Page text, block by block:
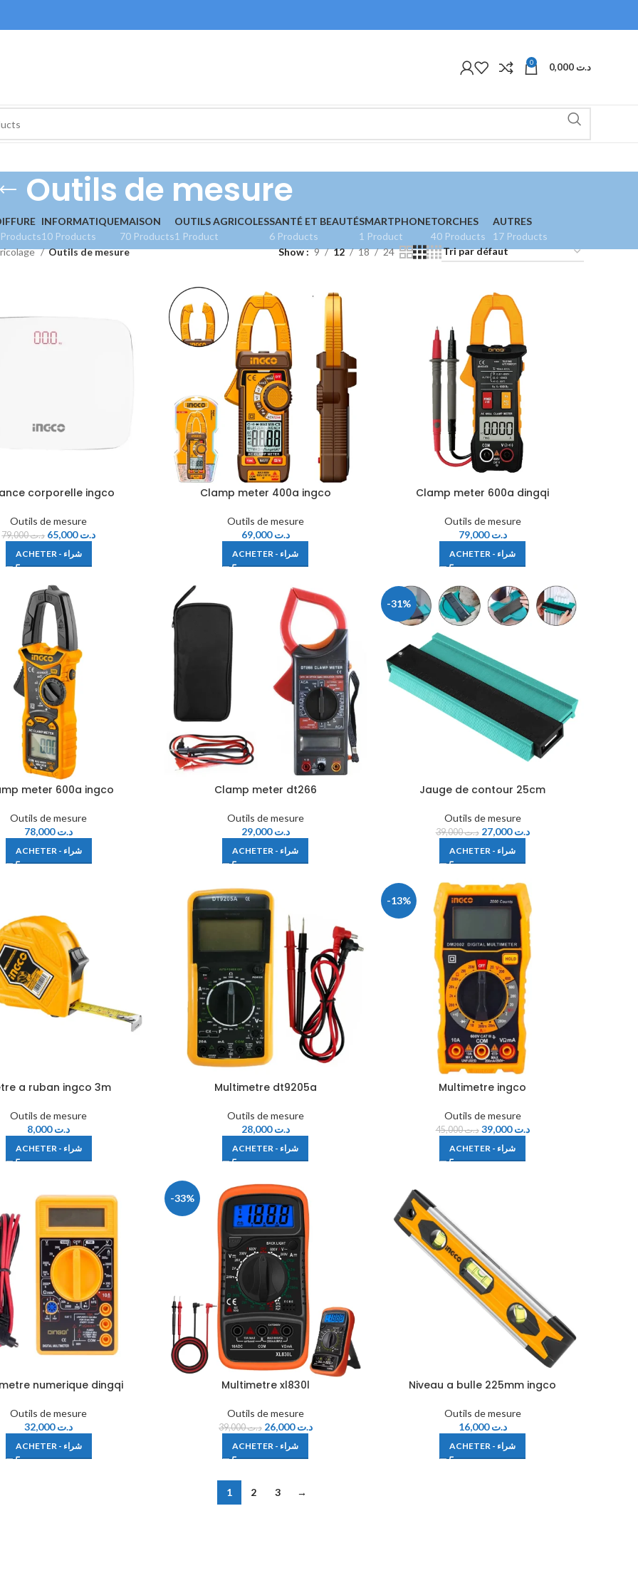
0 د.ت
Outils de mesure
INFORMATIQUE
10 Products
MAISON
70 Products
OUTILS AGRICOLES
1 Product
SANTÉ ET BEAUTÉ
6 Products
SMARTPHONE
1 Product
TORCHES
40 Products
AUTRES
17 Products
Outils de mesure Show 9 12 18 24
corporelle ingco
Outils de mesure
د.ت79,000 د.ت65,000
ACHETER - شراء
Clamp meter 400a ingco
Outils de mesure
د.ت69,000
ACHETER - شراء
Clamp meter 600a dingqi
Outils de mesure
د.ت79,000
ACHETER - شراء
meter 600a ingco
Outils de mesure
د.ت78,000
ACHETER - شراء
Clamp meter dt266
Outils de mesure
د.ت29,000
ACHETER - شراء
-31%
Jauge de contour 25cm
Outils de mesure
د.ت39,000 د.ت27,000
ACHETER - شراء
a ruban ingco 3m
Outils de mesure
د.ت8,000
ACHETER - شراء
Multimetre dt9205a
Outils de mesure
د.ت28,000
ACHETER - شراء
-13%
Multimetre ingco
Outils de mesure
د.ت45,000 د.ت39,000
ACHETER - شراء
numerique dingqi
Outils de mesure
د.ت32,000
ACHETER - شراء
-33%
Multimetre xl830l
Outils de mesure
د.ت39,000 د.ت26,000
ACHETER - شراء
Niveau a bulle 225mm ingco
Outils de mesure
د.ت16,000
ACHETER - شراء
1 2 3 →